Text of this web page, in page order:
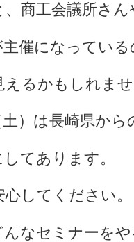
商工会議所さ
催になっている
えるかもしれま
）は長崎県から
てあります。
してください。
なセミナーを